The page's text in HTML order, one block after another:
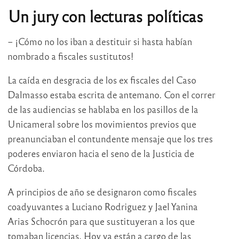
Un jury con lecturas políticas
– ¡Cómo no los iban a destituir si hasta habían
nombrado a fiscales sustitutos!
La caída en desgracia de los ex fiscales del Caso
Dalmasso estaba escrita de antemano. Con el correr
de las audiencias se hablaba en los pasillos de la
Unicameral sobre los movimientos previos que
preanunciaban el contundente mensaje que los tres
poderes enviaron hacia el seno de la Justicia de
Córdoba.
A principios de año se designaron como fiscales
coadyuvantes a Luciano Rodriguez y Jael Yanina
Arias Schocrón para que sustituyeran a los que
tomaban licencias. Hoy ya están a cargo de las